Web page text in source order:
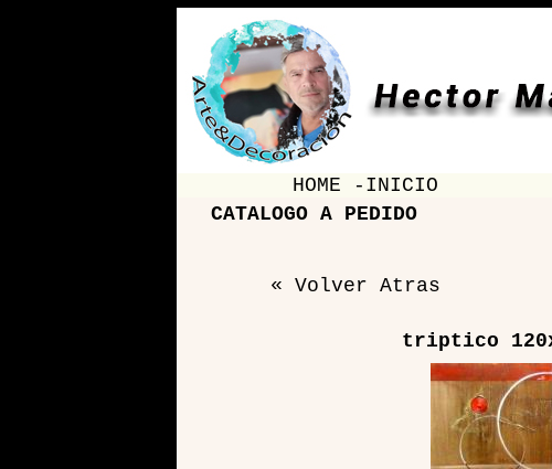
HOME -INICIO
CATALOGO A PEDIDO
« Volver Atras
triptico